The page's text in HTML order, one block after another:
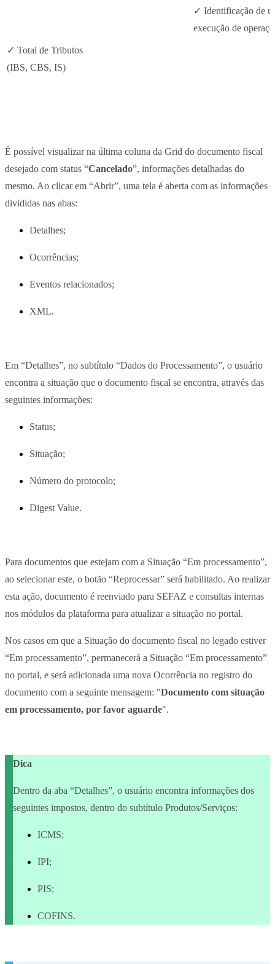
✓ Identificação de
execução de
✓ Total de Tributos
(IBS, CBS, IS)
É possível visualizar na última coluna da Grid do documento fiscal
desejado com status “Cancelado”, informações detalhadas do
mesmo. Ao clicar em “Abrir”, uma tela é aberta com as informações
divididas nas abas:
Detalhes;
Ocorrências;
Eventos relacionados;
XML.
Em “Detalhes”, no subtítulo “Dados do Processamento”, o usuário
encontra a situação que o documento fiscal se encontra, através das
seguintes informações:
Status;
Situação;
Número do protocolo;
Digest Value.
Para documentos que estejam com a Situação “Em processamento”,
ao selecionar este, o botão “Reprocessar” será habilitado. Ao realizar
esta ação, documento é reenviado para SEFAZ e consultas internas
nos módulos da plataforma para atualizar a situação no portal.
Nos casos em que a Situação do documento fiscal no legado estiver
“Em processamento”, permanecerá a Situação “Em processamento”
no portal, e será adicionada uma nova Ocorrência no registro do
documento com a seguinte mensagem: "Documento com situação
em processamento, por favor aguarde".
Dica
Dentro da aba “Detalhes”, o usuário encontra informações dos
seguintes impostos, dentro do subtítulo Produtos/Serviços:
ICMS;
IPI;
PIS;
COFINS.